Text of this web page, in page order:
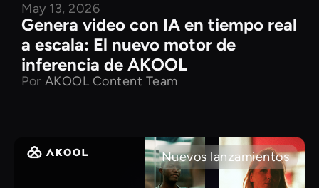
May 13, 2026
Genera video con IA en tiempo real
a escala: El nuevo motor de
inferencia de AKOOL
Por AKOOL Content Team
Nuevos lanzamientos